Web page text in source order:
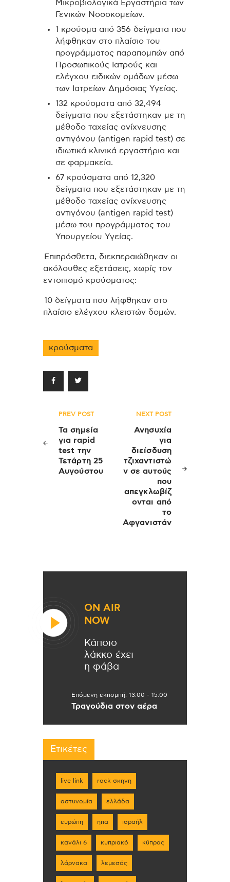
Μικροβιολογικά Εργαστήρια των
Γενικών Νοσοκομείων.
1 κρούσμα από 356 δείγματα που
λήφθηκαν στο πλαίσιο του
προγράμματος παραπομπών από
Προσωπικούς Ιατρούς και
ελέγχου ειδικών ομάδων μέσω
των Ιατρείων Δημόσιας Υγείας.
132 κρούσματα από 32,494
δείγματα που εξετάστηκαν με τη
μέθοδο ταχείας ανίχνευσης
αντιγόνου (antigen rapid test) σε
ιδιωτικά κλινικά εργαστήρια και
σε φαρμακεία.
67 κρούσματα από 12,320
δείγματα που εξετάστηκαν με τη
μέθοδο ταχείας ανίχνευσης
αντιγόνου (antigen rapid test)
μέσω του προγράμματος του
Υπουργείου Υγείας.
Επιπρόσθετα, διεκπεραιώθηκαν οι
ακόλουθες εξετάσεις, χωρίς τον
εντοπισμό κρούσματος:
10 δείγματα που λήφθηκαν στο
πλαίσιο ελέγχου κλειστών δομών.
κρούσματα
Πλοήγηση
άρθρων
PREV POST
Τα σημεία
για rapid
test την
Τετάρτη 25
Αυγούστου
NEXT POST
Ανησυχία
για
διείσδυση
τζιχαντιστώ
ν σε αυτούς
που
απεγκλωβίζ
ονται από
το
Αφγανιστάν
ON AIR
NOW
Κάποιο
λάκκο έχει
η φάβα
Επόμενη εκπομπή: 13:00 - 15:00
Τραγούδια στον αέρα
Ετικέτες
live link rock σκηνη
αστυνομία ελλάδα
ευρώπη ηπα ισραήλ
κανάλι 6 κυπριακό κύπρος
λάρνακα λεμεσός